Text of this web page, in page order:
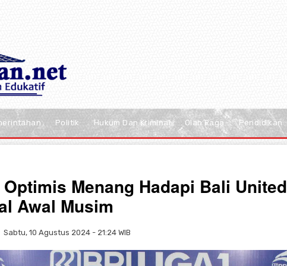
Politik Hukum Dan Kriminal Olah Raga Pendidikan
Menang Hadapi Bali United
Awal Musim
Sabtu, 10 Agustus 2024 - 21:24 WIB